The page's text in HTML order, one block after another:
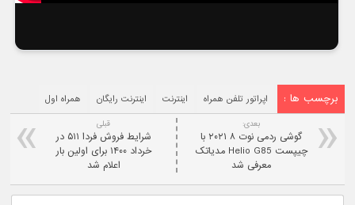
برچسب ها : اپراتور تلفن همراه اینترنت اینترنت رایگان همراه اول
قبلی
شرایط فروش فردا ۵۱۱ در
خرداد ۱۴۰۰ برای اولین بار
اعلام شد
بعدی:
گوشی ردمی نوت ۸ ۲۰۲۱ با
چیپست Helio G85 مدیاتک
معرفی شد